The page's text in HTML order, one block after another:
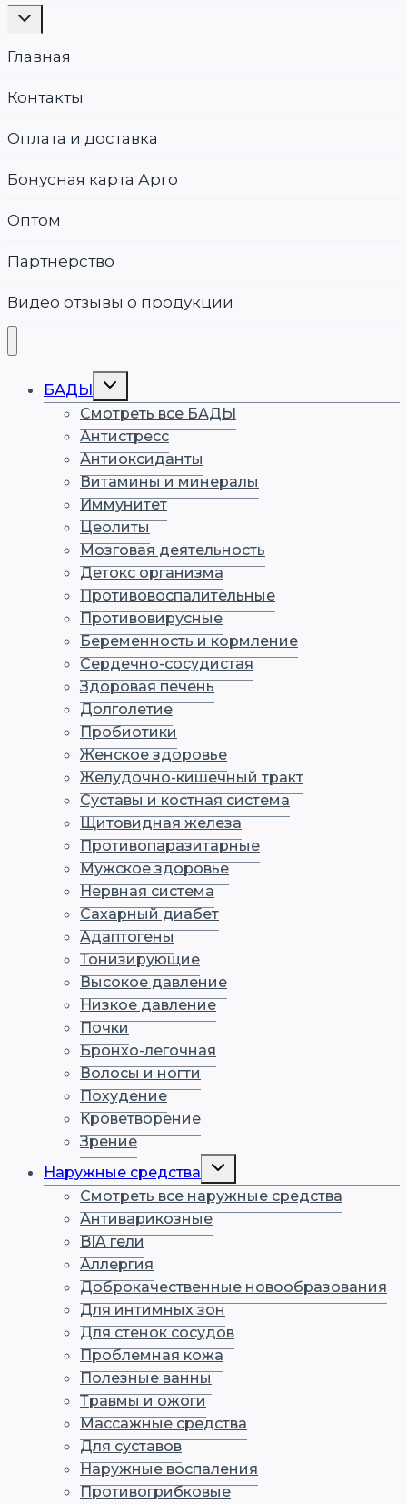
Переключить
Главная
Контакты
Оплата и доставка
Бонусная карта Арго
Оптом
Партнерство
Видео отзывы о продукции
БАДЫ
Переключить
дочернее
меню
Смотреть все БАДЫ
Антистресс
Антиоксиданты
Витамины и минералы
Иммунитет
Цеолиты
Мозговая деятельность
Детокс организма
Противовоспалительные
Противовирусные
Беременность и кормление
Сердечно-сосудистая
Здоровая печень
Долголетие
Пробиотики
Женское здоровье
Желудочно-кишечный тракт
Суставы и костная система
Щитовидная железа
Противопаразитарные
Мужское здоровье
Нервная система
Сахарный диабет
Адаптогены
Тонизирующие
Высокое давление
Низкое давление
Почки
Бронхо-легочная
Волосы и ногти
Похудение
Кроветворение
Зрение
Наружные средства
Переключить
дочернее
меню
Смотреть все наружные средства
Антиварикозные
BIA гели
Аллергия
Доброкачественные новообразования
Для интимных зон
Для стенок сосудов
Проблемная кожа
Полезные ванны
Травмы и ожоги
Массажные средства
Для суставов
Наружные воспаления
Противогрибковые